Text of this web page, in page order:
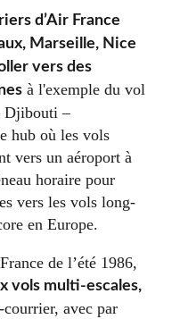
d’Air France
Marseille, Nice
vers des
à l'exemple du vol
Djibouti –
hub où les vols
vers un aéroport à
horaire pour
vers les vols long-
en Europe.
de l’été 1986,
vols multi-escales,
avec par